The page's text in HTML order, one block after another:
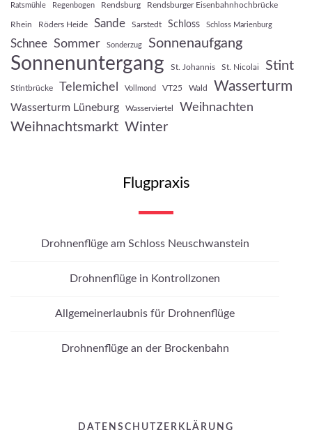
Ratsmühle Regenbogen Rendsburg Rendsburger Eisenbahnhochbrücke
Rhein Röders Heide Sande Sarstedt Schloss Schloss Marienburg
Schnee Sommer Sonderzug Sonnenaufgang
Sonnenuntergang St. Johannis St. Nicolai Stint
Stintbrücke Telemichel Vollmond VT25 Wald Wasserturm
Wasserturm Lüneburg Wasserviertel Weihnachten
Weihnachtsmarkt Winter
Flugpraxis
Drohnenflüge am Schloss Neuschwanstein
Drohnenflüge in Kontrollzonen
Allgemeinerlaubnis für Drohnenflüge
Drohnenflüge an der Brockenbahn
DATENSCHUTZERKLÄRUNG